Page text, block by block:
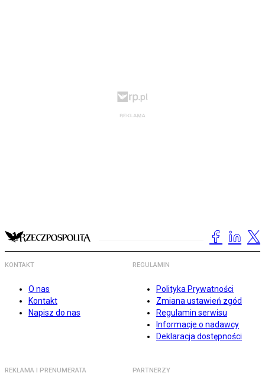
KONTAKT
O nas
Kontakt
Napisz do nas
REGULAMIN
Polityka Prywatności
Zmiana ustawień zgód
Regulamin serwisu
Informacje o nadawcy
Deklaracja dostępności
REKLAMA I PRENUMERATA PARTNERZY